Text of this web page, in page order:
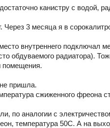
канистру с водой,
Через 3 месяца я в
внутреннего подключал
обдуваемого радиатора).
помещения.
пришла.
сжиженного фреона
по аналогии с
температура 50С. А на